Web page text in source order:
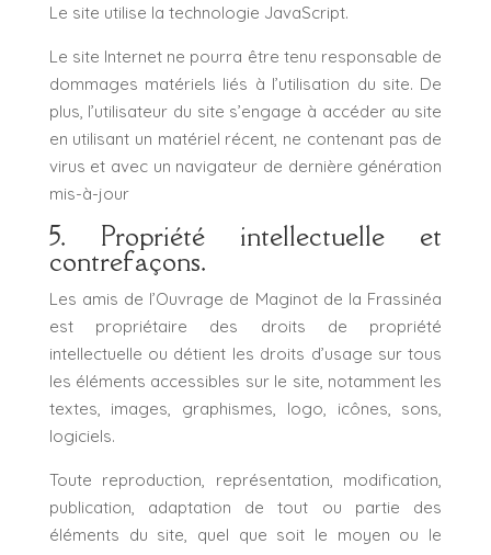
Le site utilise la technologie JavaScript.
Le site Internet ne pourra être tenu responsable de
dommages matériels liés à l’utilisation du site. De
plus, l’utilisateur du site s’engage à accéder au site
en utilisant un matériel récent, ne contenant pas de
virus et avec un navigateur de dernière génération
mis-à-jour
5. Propriété intellectuelle et
contrefaçons.
Les amis de l’Ouvrage de Maginot de la Frassinéa
est propriétaire des droits de propriété
intellectuelle ou détient les droits d’usage sur tous
les éléments accessibles sur le site, notamment les
textes, images, graphismes, logo, icônes, sons,
logiciels.
Toute reproduction, représentation, modification,
publication, adaptation de tout ou partie des
éléments du site, quel que soit le moyen ou le